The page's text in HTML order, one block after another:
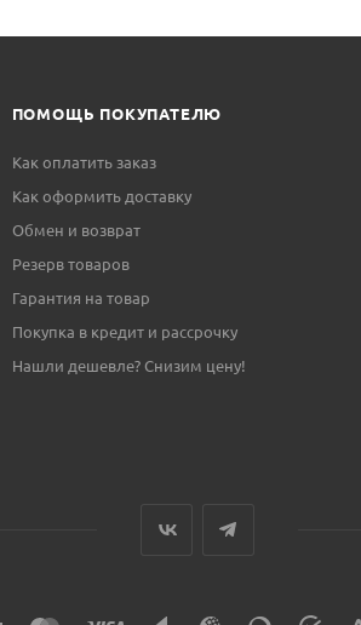
ПОМОЩЬ ПОКУПАТЕЛЮ
Как оплатить заказ
Как оформить доставку
Обмен и возврат
Резерв товаров
Гарантия на товар
Покупка в кредит и рассрочку
Нашли дешевле? Снизим цену!